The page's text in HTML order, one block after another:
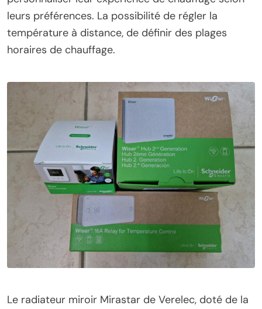
leurs préférences. La possibilité de régler la
température à distance, de définir des plages
horaires de chauffage.
Le radiateur miroir Mirastar de Verelec, doté de la